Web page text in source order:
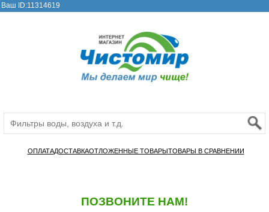
Ваш ID:11314619
ОПЛАТАДОСТАВКАОТЛОЖЕННЫЕ ТОВАРЫТОВАРЫ В СРАВНЕНИИ
ПОЗВОНИТЕ НАМ!